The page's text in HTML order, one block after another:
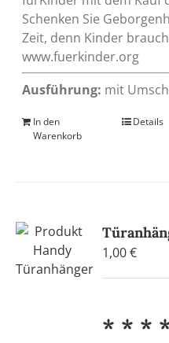
Schenken Sie
Zeit, denn Kinder
www.fuerkinder.org
Ausführung: mit
In den
Warenkorb
Details
1,00€
* * *